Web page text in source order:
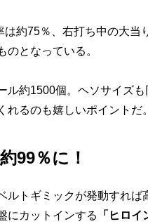
約75％、右打ち中の大当
となっている。
約1500個。ヘソサイズも
るのも嬉しいポイントだ。
99％に！
トギミックが発動すれば
にカットインする 「ヒロイ